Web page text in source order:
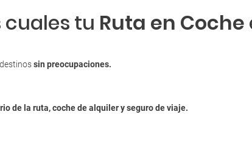
cuales tu Ruta en Coche
sin preocupaciones.
de la ruta, coche de alquiler y seguro de viaje.